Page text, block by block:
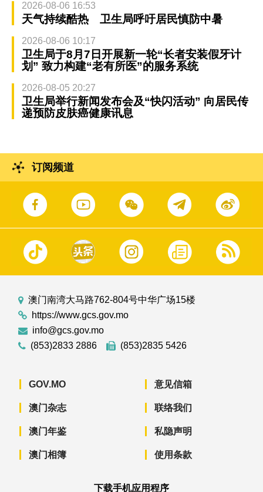
2026-08-06 16:53
天气持续酷热 卫生局呼吁居民慎防中暑
2026-08-06 10:17
卫生局于8月7日开展新一轮“长者安装假牙计
划” 致力构建“老有所医”的服务系统
2026-08-05 20:27
卫生局举行新闻发布会及“快闪活动” 向居民传
递预防皮肤癌健康讯息
订阅频道
澳门南湾大马路762-804号中华广场15楼
https://www.gcs.gov.mo
info@gcs.gov.mo
(853)2833 2886
(853)2835 5426
GOV.MO
澳门杂志
澳门年鉴
澳门相簿
意见信箱
联络我们
私隐声明
使用条款
下载手机应用程序